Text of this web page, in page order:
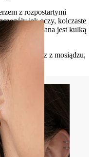
z rozpostartymi
jak oczy, kolczaste
zamykana jest kulką
a nietoperz z mosiądzu,
srebrem.